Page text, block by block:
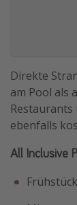
Direkte
am Pool als
Restaurants
ebenfalls
All Inclusive